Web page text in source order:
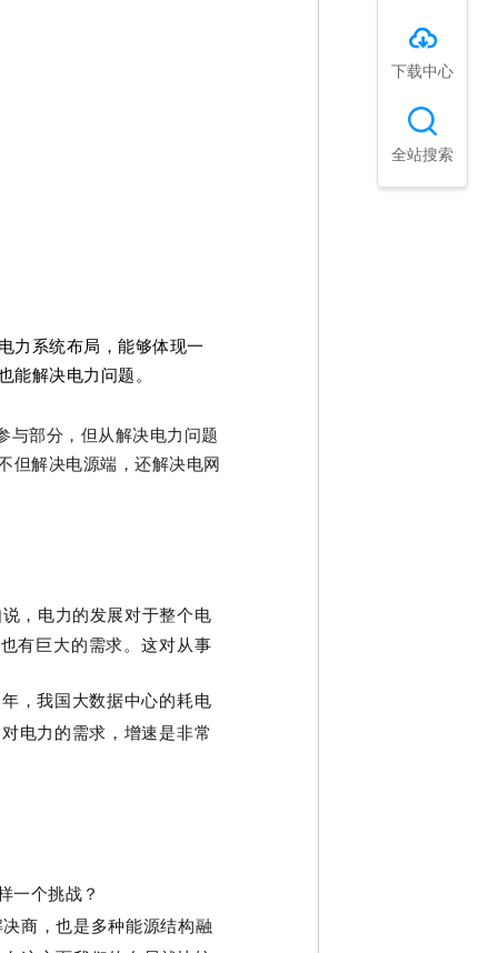
下载中心
全站搜索
力系统布局，能够体现一
能解决电力问题。
与部分，但从解决电力问题
但解决电源端，还解决电网
，电力的发展对于整个电
有巨大的需求。这对从事
，我国大数据中心的耗电
电力的需求，增速是非常
一个挑战？
商，也是多种能源结构融